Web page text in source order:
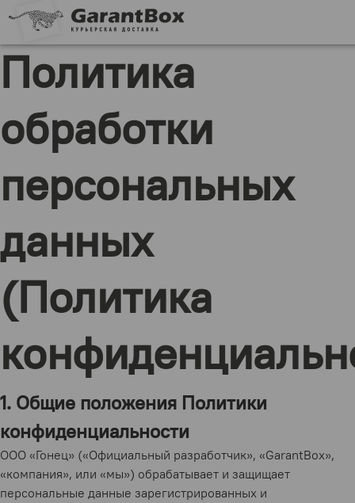
Политика
обработки
персональных
данных
(Политика
1. Общие положения Политики
конфиденциальности
ООО «Гонец» («Официальный разработчик», «GarantBox»,
«компания», или «мы») обрабатывает и защищает
персональные данные зарегистрированных и